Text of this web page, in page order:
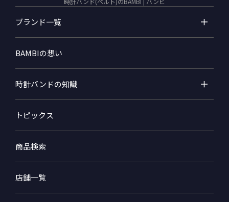
ブランド一覧
BAMBIの想い
時計バンドの知識
トピックス
商品検索
店舗一覧